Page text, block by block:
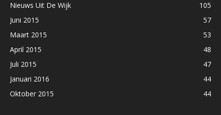
Nieuws Uit De Wijk
105
Juni 2015
57
Maart 2015
53
April 2015
48
Juli 2015
47
Januari 2016
44
Oktober 2015
44